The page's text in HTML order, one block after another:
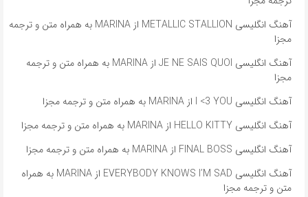
آهنگ انگلیسی METALLIC STALLION از MARINA به همراه متن و ترجمه
مجزا
آهنگ انگلیسی JE NE SAIS QUOI از MARINA به همراه متن و ترجمه
مجزا
آهنگ انگلیسی I <3 YOU از MARINA به همراه متن و ترجمه مجزا
آهنگ انگلیسی HELLO KITTY از MARINA به همراه متن و ترجمه مجزا
آهنگ انگلیسی FINAL BOSS از MARINA به همراه متن و ترجمه مجزا
آهنگ انگلیسی EVERYBODY KNOWS I’M SAD از MARINA به همراه
متن و ترجمه مجزا